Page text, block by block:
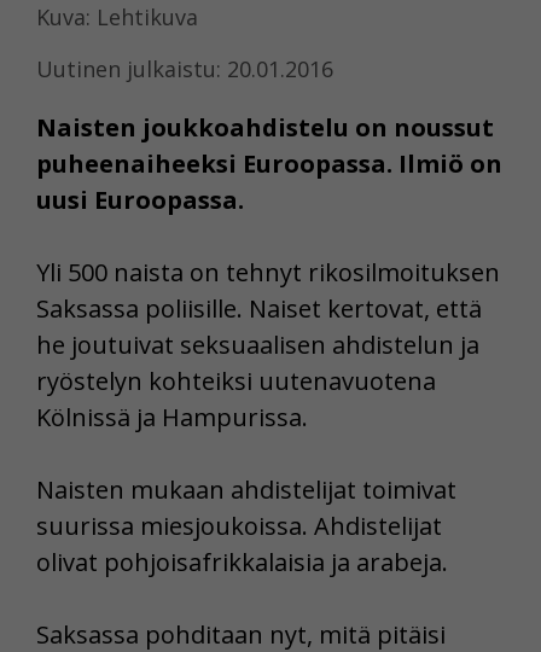
Kuva: Lehtikuva
Uutinen julkaistu: 20.01.2016
Naisten joukkoahdistelu on noussut
puheenaiheeksi Euroopassa. Ilmiö on
uusi Euroopassa.
Yli 500 naista on tehnyt rikosilmoituksen
Saksassa poliisille. Naiset kertovat, että
he joutuivat seksuaalisen ahdistelun ja
ryöstelyn kohteiksi uutenavuotena
Kölnissä ja Hampurissa.
Naisten mukaan ahdistelijat toimivat
suurissa miesjoukoissa. Ahdistelijat
olivat pohjoisafrikkalaisia ja arabeja.
Saksassa pohditaan nyt, mitä pitäisi